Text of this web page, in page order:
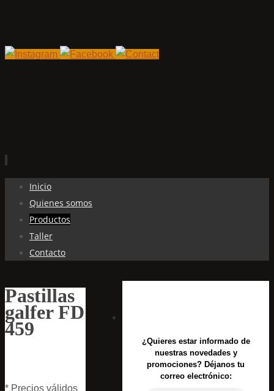
contenido
Inicio
Quienes somos
Productos
Taller
Contacto
Pastillas
galfer FD
459
* Precios válidos
¿Quieres estar informado de
nuestras novedades y
promociones? Déjanos tu
correo electrónico: